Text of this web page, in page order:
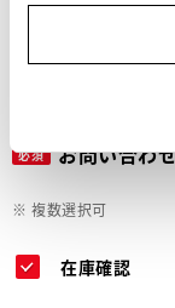
必須 お問い合わ
※ 複数選択可
在庫確認